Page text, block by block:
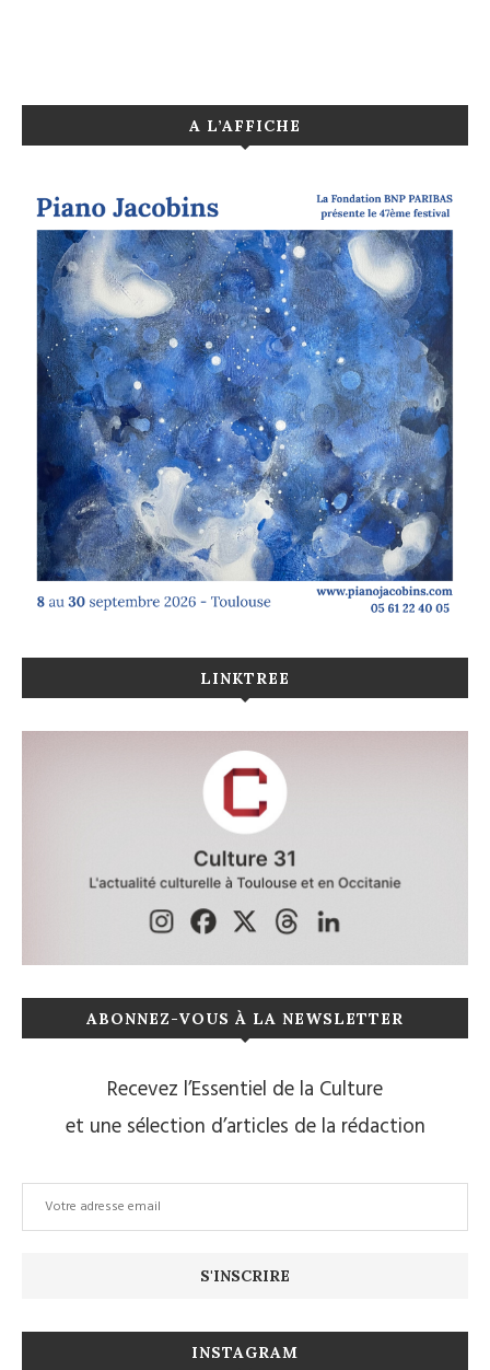
A L’AFFICHE
LINKTREE
ABONNEZ-VOUS À LA NEWSLETTER
Recevez l’Essentiel de la Culture
et une sélection d’articles de la rédaction
INSTAGRAM